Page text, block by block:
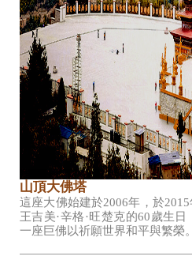
山頂大佛塔
這座大佛始建於2006年，於
王吉美·辛格·旺楚克的60歲生
一座巨佛以祈願世界和平與繁榮。